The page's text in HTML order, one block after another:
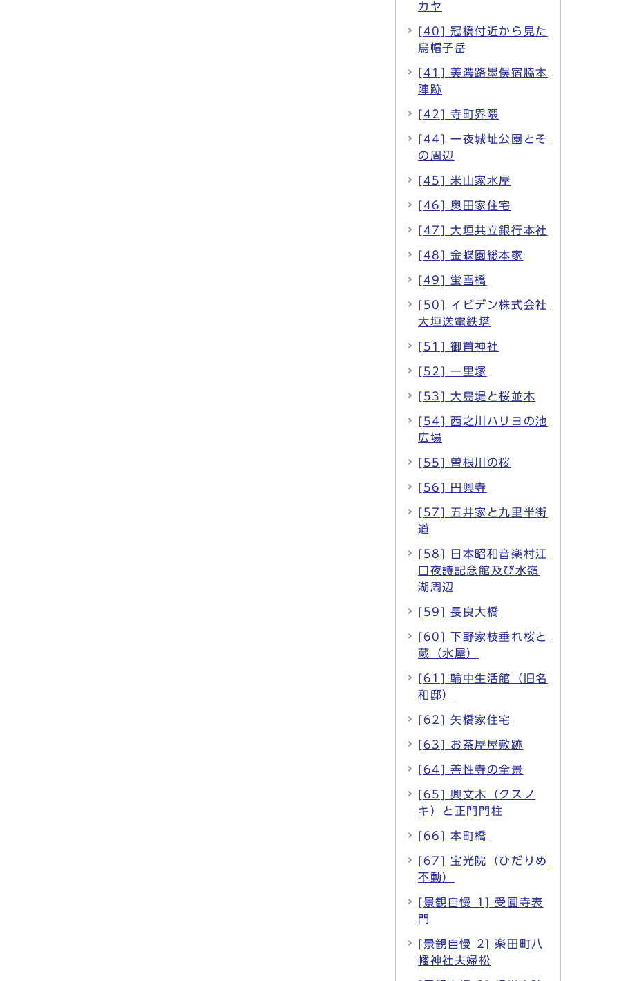
カヤ
[40] 冠橋付近から見た
烏帽子岳
[41] 美濃路墨俣宿脇本
陣跡
[42] 寺町界隈
[44] 一夜城址公園とそ
の周辺
[45] 米山家水屋
[46] 奥田家住宅
[47] 大垣共立銀行本社
[48] 金蝶園総本家
[49] 蛍雪橋
[50] イビデン株式会社
大垣送電鉄塔
[51] 御首神社
[52] 一里塚
[53] 大島堤と桜並木
[54] 西之川ハリヨの池
広場
[55] 曽根川の桜
[56] 円興寺
[57] 五井家と九里半街
道
[58] 日本昭和音楽村江
口夜詩記念館及び水嶺
湖周辺
[59] 長良大橋
[60] 下野家枝垂れ桜と
蔵（水屋）
[61] 輪中生活館（旧名
和邸）
[62] 矢橋家住宅
[63] お茶屋屋敷跡
[64] 善性寺の全景
[65] 興文木（クスノ
キ）と正門門柱
[66] 本町橋
[67] 宝光院（ひだりめ
不動）
[景観自慢 1] 受圓寺表
門
[景観自慢 2] 楽田町八
幡神社夫婦松